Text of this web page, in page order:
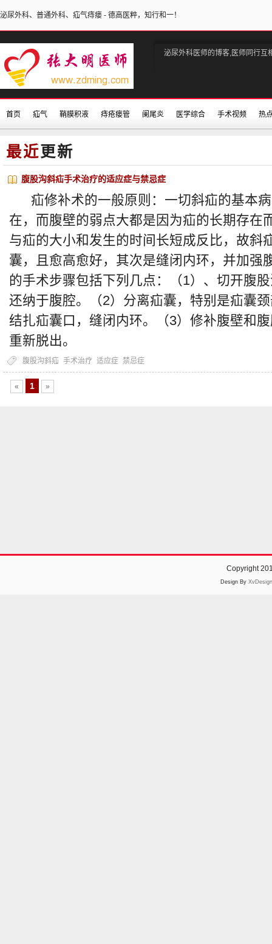
泌尿外科、普通外科、疝气痔瘘 - 德高医粹，知行和一！
泌尿外科医师的博客,医师同行互
首页 疝气 鞘膜积液 痔疮瘘管 阑尾炎 医学综合 手术视频 热
最近更新
腹股沟斜疝手术治疗的适应症与禁忌症
疝修补术的一般原则：一切斜疝的基本
在，而腹壁的弱点大都是因为疝的长期存在
与疝的大小和发生的时间长短成反比，故斜
囊，且愈高愈好，其次是缝闭内环，并加
的手术步骤包括下列几点：（1）、切开腹
还纳于腹腔。（2）分离疝囊，特别是疝囊
结扎疝囊口，缝闭内环。（3）修补腹壁和
重新脱出。
腹股沟斜疝 手术治疗 适应症 禁忌症
« 1 »
Copyright
Design By